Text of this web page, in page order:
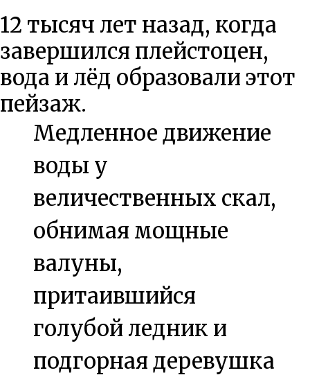
12 тысяч лет назад, когда
завершился плейстоцен,
вода и лёд образовали этот
пейзаж.
Медленное движение
воды у
величественных скал,
обнимая мощные
валуны,
притаившийся
голубой ледник и
подгорная деревушка